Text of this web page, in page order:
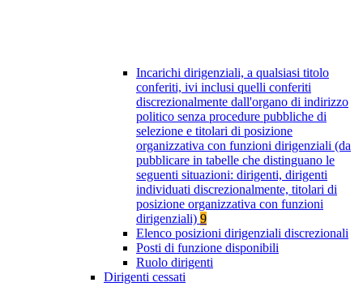
Incarichi dirigenziali, a qualsiasi titolo
conferiti, ivi inclusi quelli conferiti
discrezionalmente dall'organo di indirizzo
politico senza procedure pubbliche di
selezione e titolari di posizione
organizzativa con funzioni dirigenziali (da
pubblicare in tabelle che distinguano le
seguenti situazioni: dirigenti, dirigenti
individuati discrezionalmente, titolari di
posizione organizzativa con funzioni
dirigenziali) 9
Elenco posizioni dirigenziali discrezionali
Posti di funzione disponibili
Ruolo dirigenti
Dirigenti cessati